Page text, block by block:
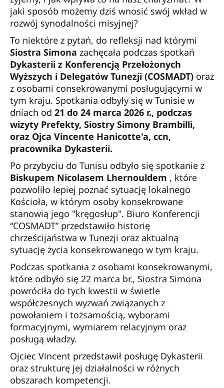
jaki sposób możemy dziś wnosić swój wkład w
rozwój synodalności misyjnej?
To niektóre z pytań, do refleksji nad którymi
Siostra Simona zachęcała podczas spotkań
Dykasterii z Konferencją Przełożonych
Wyższych i Delegatów Tunezji (COSMADT) oraz
z osobami consekrowanymi posługującymi w
tym kraju. Spotkania odbyły się w Tunisie w
dniach od 21 do 24 marca 2026 r., podczas
wizyty Prefekty, Siostry Simony Brambilli,
oraz Ojca Vincente Hanicotte'a, ccn,
pracownika Dykasterii.
Po przybyciu do Tunisu odbyło się spotkanie z
Biskupem Nicolasem Lhernouldem , które
pozwoliło lepiej poznać sytuację lokalnego
Kościoła, w którym osoby konsekrowane
stanowią jego "kręgosłup". Biuro Konferencji
“COSMADT” przedstawiło historię
chrześcijaństwa w Tunezji oraz aktualną
sytuację życia konsekrowanego w tym kraju.
Podczas spotkania z osobami konsekrowanymi,
które odbyło się 22 marca br., Siostra Simona
powróciła do tych kwestii w świetle
współczesnych wyzwań związanych z
powołaniem i tożsamością, wyborami
formacyjnymi, wymiarem relacyjnym oraz
posługą władzy.
Ojciec Vincent przedstawił posługę Dykasterii
oraz strukturę jej działalności w różnych
obszarach kompetencji.